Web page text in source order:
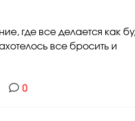
где все делается как
все бросить и
0